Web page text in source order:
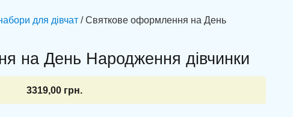
для дівчат/ Святкове оформлення на День
на День Народження дівчинки
3319,00 грн.